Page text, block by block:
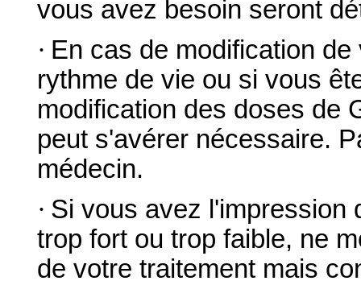
vous avez besoin seront
· En cas de modification
rythme de vie ou si vous
modification des doses de
peut s'avérer nécessaire.
médecin.
· Si vous avez l'impression
trop fort ou trop faible, ne
de votre traitement mais